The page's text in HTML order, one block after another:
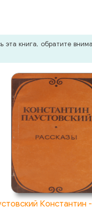
Doznanie_fragment_01
эта книга, обратите
Константин